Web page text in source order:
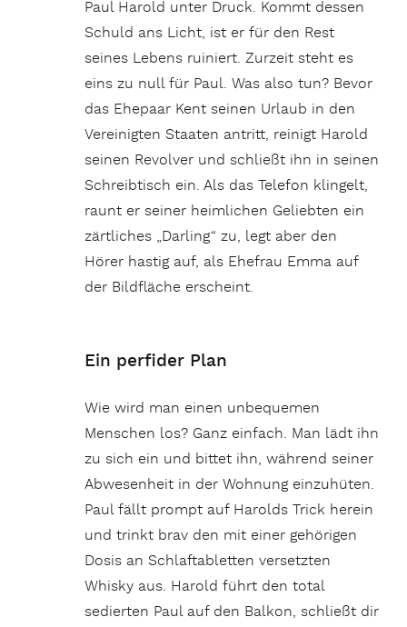
Paul Harold unter Druck. Kommt dessen
Schuld ans Licht, ist er für den Rest
seines Lebens ruiniert. Zurzeit steht es
eins zu null für Paul. Was also tun? Bevor
das Ehepaar Kent seinen Urlaub in den
Vereinigten Staaten antritt, reinigt Harold
seinen Revolver und schließt ihn in seinen
Schreibtisch ein. Als das Telefon klingelt,
raunt er seiner heimlichen Geliebten ein
zärtliches „Darling“ zu, legt aber den
Hörer hastig auf, als Ehefrau Emma auf
der Bildfläche erscheint.
Ein perfider Plan
Wie wird man einen unbequemen
Menschen los? Ganz einfach. Man lädt ihn
zu sich ein und bittet ihn, während seiner
Abwesenheit in der Wohnung einzuhüten.
Paul fällt prompt auf Harolds Trick herein
und trinkt brav den mit einer gehörigen
Dosis an Schlaftabletten versetzten
Whisky aus. Harold führt den total
sedierten Paul auf den Balkon, schließt dir